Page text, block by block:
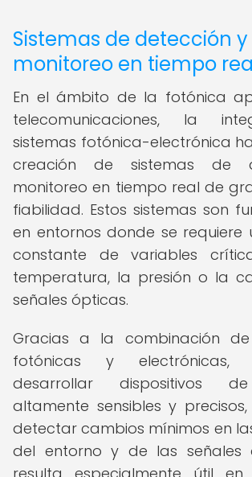
Sistemas de detección y
monitoreo en tiempo
En el ámbito de la fotónica
telecomunicaciones, la
sistemas fotónica-electrónica
creación de sistemas de
monitoreo en tiempo real de
fiabilidad. Estos sistemas son
en entornos donde se requiere
constante de variables
temperatura, la presión o la
señales ópticas.
Gracias a la combinación
fotónicas y electrónicas,
desarrollar dispositivos
altamente sensibles y
detectar cambios mínimos en
del entorno y de las señales